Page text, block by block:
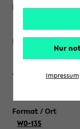
W0-135
Nur
Impressum